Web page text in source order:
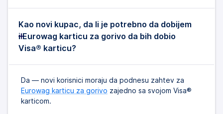
Kao novi kupac, da li je potrebno da dobijem
i Eurowag karticu za gorivo da bih dobio
Visa® karticu?
Da — novi korisnici moraju da podnesu zahtev za
Eurowag karticu za gorivo zajedno sa svojom Visa®
karticom.